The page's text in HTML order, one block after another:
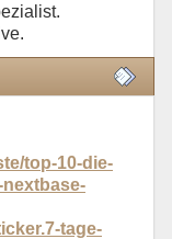
top-10-die-
tage-